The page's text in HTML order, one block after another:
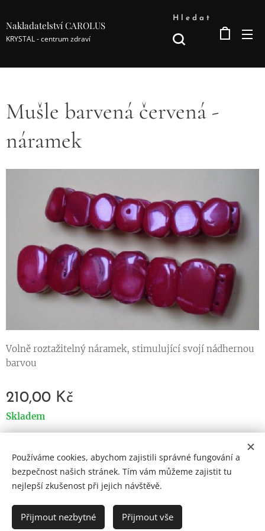
Nakladatelství CAROLUS
KRYSTAL - centrum zdraví
Hledat
Mušle barvená červená -
náramek
Volně roztažitelný náramek, stimulující svojí nádhernou
barvou
210,00 Kč
Skladem
Cookies
Jazyky
Čeština
English
Používáme cookies, abychom zajistili správné fungování a
bezpečnost našich stránek. Tím vám můžeme zajistit tu
nejlepší zkušenost při jejich návštěvě.
Přijmout nezbytné Přijmout vše